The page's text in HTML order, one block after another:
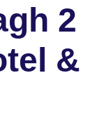
2
&